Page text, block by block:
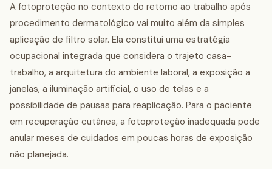
A fotoproteção no contexto do retorno ao trabalho após
procedimento dermatológico vai muito além da simples
aplicação de filtro solar. Ela constitui uma estratégia
ocupacional integrada que considera o trajeto casa-
trabalho, a arquitetura do ambiente laboral, a exposição a
janelas, a iluminação artificial, o uso de telas e a
possibilidade de pausas para reaplicação. Para o paciente
em recuperação cutânea, a fotoproteção inadequada pode
anular meses de cuidados em poucas horas de exposição
não planejada.